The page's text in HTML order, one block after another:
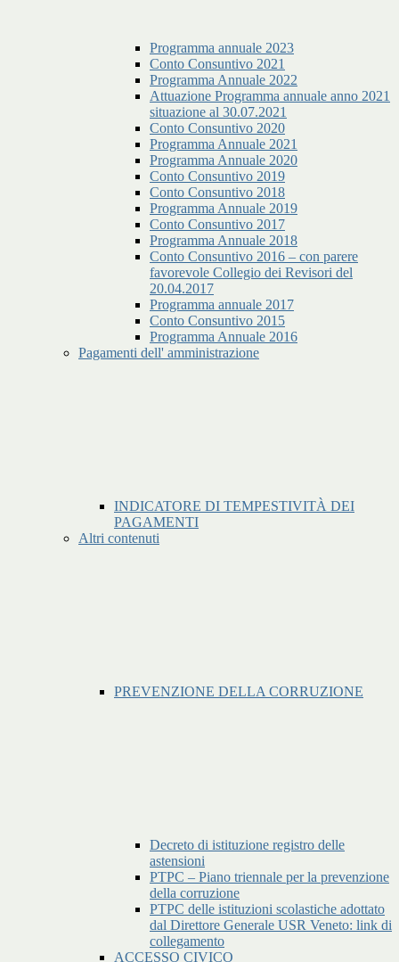
Programma annuale 2023
Conto Consuntivo 2021
Programma Annuale 2022
Attuazione Programma annuale anno 2021
situazione al 30.07.2021
Conto Consuntivo 2020
Programma Annuale 2021
Programma Annuale 2020
Conto Consuntivo 2019
Conto Consuntivo 2018
Programma Annuale 2019
Conto Consuntivo 2017
Programma Annuale 2018
Conto Consuntivo 2016 – con parere
favorevole Collegio dei Revisori del
20.04.2017
Programma annuale 2017
Conto Consuntivo 2015
Programma Annuale 2016
Pagamenti dell' amministrazione
INDICATORE DI TEMPESTIVITÀ DEI
PAGAMENTI
Altri contenuti
PREVENZIONE DELLA CORRUZIONE
Decreto di istituzione registro delle
astensioni
PTPC – Piano triennale per la prevenzione
della corruzione
PTPC delle istituzioni scolastiche adottato
dal Direttore Generale USR Veneto: link di
collegamento
ACCESSO CIVICO